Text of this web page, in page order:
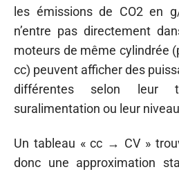
les émissions de CO2 en
n’entre pas directement
moteurs de même cylindrée
cc) peuvent afficher des
différentes selon leur
suralimentation ou leur
Un tableau « cc → CV »
donc une approximation